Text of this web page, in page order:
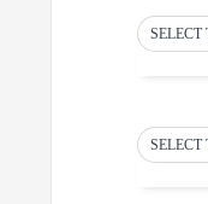
SELECT
SELECT